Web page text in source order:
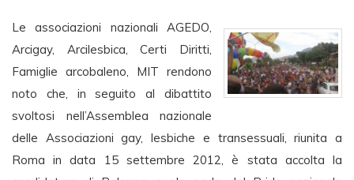
Le associazioni nazionali AGEDO,
Arcigay, Arcilesbica, Certi Diritti,
Famiglie arcobaleno, MIT rendono
noto che, in seguito al dibattito
svoltosi nell’Assemblea nazionale
delle Associazioni gay, lesbiche e transessuali, riunita a
Roma in data 15 settembre 2012, è stata accolta la